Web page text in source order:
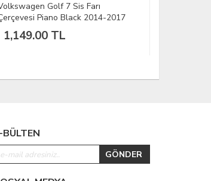
2017
Volkswagen Polo Ön Tampon Altı
Lip 4 Parça 2014-2018
BÜLTEN